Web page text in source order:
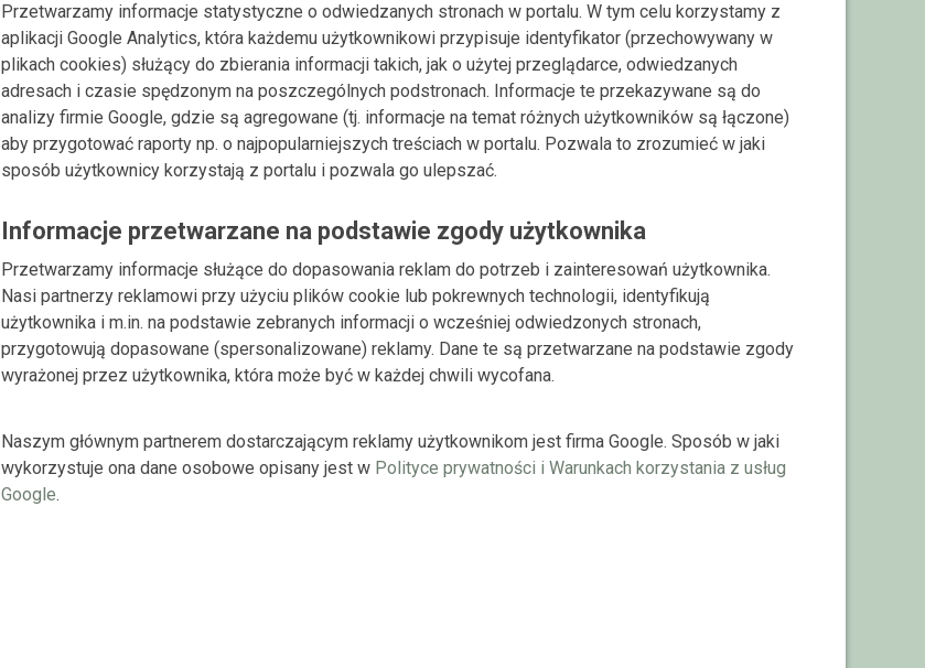
Przetwarzamy informacje statystyczne o odwiedzanych stronach w portalu. W tym celu korzystamy z
aplikacji Google Analytics, która każdemu użytkownikowi przypisuje identyfikator (przechowywany w
plikach cookies) służący do zbierania informacji takich, jak o użytej przeglądarce, odwiedzanych
adresach i czasie spędzonym na poszczególnych podstronach. Informacje te przekazywane są do
analizy firmie Google, gdzie są agregowane (tj. informacje na temat różnych użytkowników są łączone)
aby przygotować raporty np. o najpopularniejszych treściach w portalu. Pozwala to zrozumieć w jaki
sposób użytkownicy korzystają z portalu i pozwala go ulepszać.
Informacje przetwarzane na podstawie zgody użytkownika
Przetwarzamy informacje służące do dopasowania reklam do potrzeb i zainteresowań użytkownika.
Nasi partnerzy reklamowi przy użyciu plików cookie lub pokrewnych technologii, identyfikują
użytkownika i m.in. na podstawie zebranych informacji o wcześniej odwiedzonych stronach,
przygotowują dopasowane (spersonalizowane) reklamy. Dane te są przetwarzane na podstawie zgody
wyrażonej przez użytkownika, która może być w każdej chwili wycofana.
Naszym głównym partnerem dostarczającym reklamy użytkownikom jest firma Google. Sposób w jaki
wykorzystuje ona dane osobowe opisany jest w Polityce prywatności i Warunkach korzystania z usług
Google.